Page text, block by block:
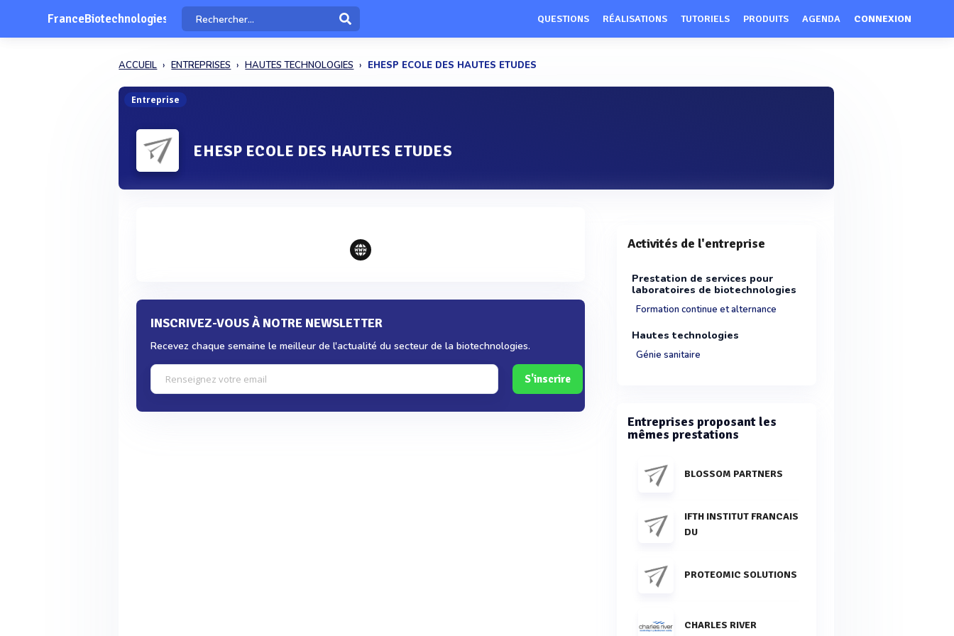
FranceBiotechnologies QUESTIONS RÉALISATIONS TUTORIELS PRODUITS AGENDA CONNEXION
ACCUEIL ENTREPRISES HAUTES TECHNOLOGIES EHESP ECOLE DES HAUTES ETUDES
Entreprise
EHESP ECOLE DES HAUTES ETUDES
INSCRIVEZ-VOUS À NOTRE NEWSLETTER
Recevez chaque semaine le meilleur de l'actualité du secteur de la biotechnologies.
S'inscrire
Activités de l'entreprise
Prestation de services pour
laboratoires de biotechnologies
Formation continue et alternance
Hautes technologies
Génie sanitaire
Entreprises proposant les
mêmes prestations
BLOSSOM PARTNERS
IFTH INSTITUT FRANCAIS
DU
PROTEOMIC SOLUTIONS
CHARLES RIVER